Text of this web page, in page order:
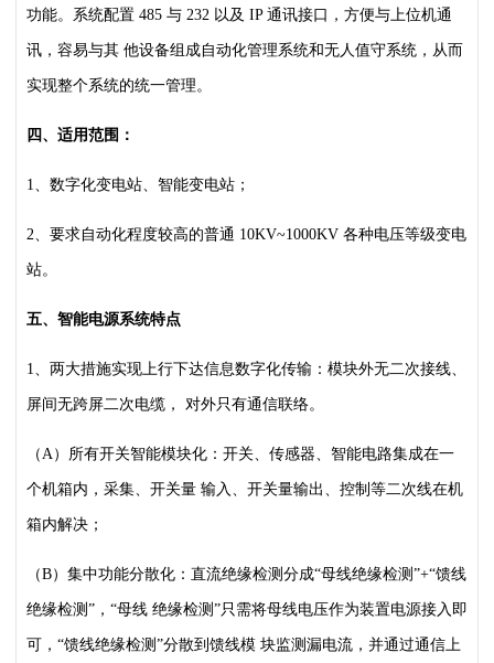
功能。系统配置 485 与 232 以及 IP 通讯接口，方便与上位机通
讯，容易与其 他设备组成自动化管理系统和无人值守系统，从而
实现整个系统的统一管理。
四、适用范围：
1、数字化变电站、智能变电站；
2、要求自动化程度较高的普通 10KV~1000KV 各种电压等级变电
站。
五、智能电源系统特点
1、两大措施实现上行下达信息数字化传输：模块外无二次接线、
屏间无跨屏二次电缆， 对外只有通信联络。
（A）所有开关智能模块化：开关、传感器、智能电路集成在一
个机箱内，采集、开关量 输入、开关量输出、控制等二次线在机
箱内解决；
（B）集中功能分散化：直流绝缘检测分成“母线绝缘检测”+“馈线
绝缘检测”，“母线 绝缘检测”只需将母线电压作为装置电源接入即
可，“馈线绝缘检测”分散到馈线模 块监测漏电流，并通过通信上